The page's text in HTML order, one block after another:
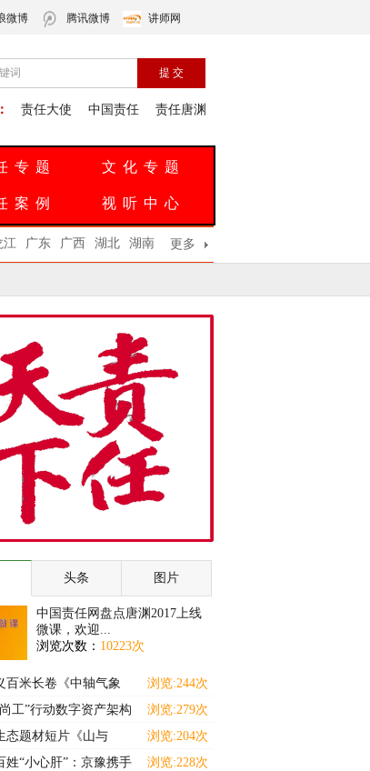
微博 腾讯微博 讲师网
责任大使 中国责任 责任唐渊
专题 文化专题
案例 视听中心
江 广东 广西 湖北 湖南 更多
头条 图片
中国责任网盘点唐渊2017上线
微课，欢迎...
浏览次数： 10223次
百米长卷《中轴气象
》暨京城胜景展
浏览:244次
工”行动数字资产架构
级）能力提
浏览:279次
态题材短片《山与
获马德里国际独立
浏览:204次
姓“小心肝”：京豫携手
浏览:228次